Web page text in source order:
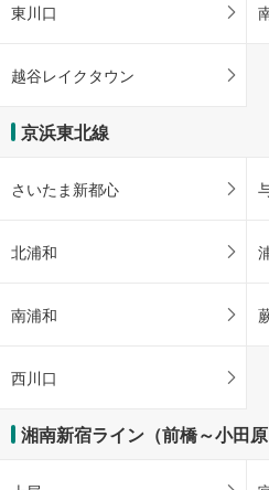
東川口
越谷レイクタウン
京浜東北線
さいたま新都心
北浦和
南浦和
西川口
湘南新宿ライン（前橋～小田原